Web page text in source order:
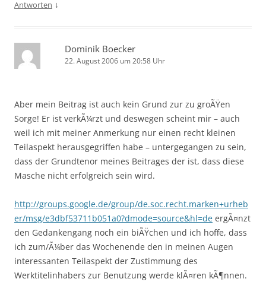
Antworten ↓
Dominik Boecker
22. August 2006 um 20:58 Uhr
Aber mein Beitrag ist auch kein Grund zur zu groÃŸen
Sorge! Er ist verkÃ¼rzt und deswegen scheint mir – auch
weil ich mit meiner Anmerkung nur einen recht kleinen
Teilaspekt herausgegriffen habe – untergegangen zu sein,
dass der Grundtenor meines Beitrages der ist, dass diese
Masche nicht erfolgreich sein wird.
http://groups.google.de/group/de.soc.recht.marken+urheb
er/msg/e3dbf53711b051a0?dmode=source&hl=de ergÃ¤nzt
den Gedankengang noch ein biÃŸchen und ich hoffe, dass
ich zum/Ã¼ber das Wochenende den in meinen Augen
interessanten Teilaspekt der Zustimmung des
Werktitelinhabers zur Benutzung werde klÃ¤ren kÃ¶nnen.